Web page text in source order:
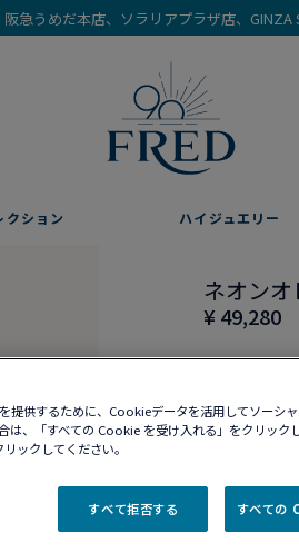
うめだ本店、ソラリアプラザ店、GINZA
クション ハイジュエリー
ネオン
¥ 49,280
提供するために、Cookieデータを活用してソーシ
は、「すべての Cookie を受け入れる」をクリック
ックしてください。
すべて拒否する すべての